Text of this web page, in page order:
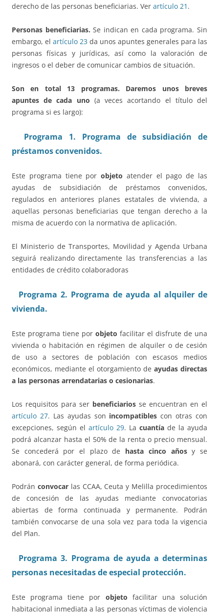
derecho de las personas beneficiarias. Ver artículo 21 .
Personas beneficiarias.Se indican en cada programa. Sin
embargo, el artículo 23 da unos apuntes generales para las
personas físicas y jurídicas, así como la valoración de
ingresos o el deber de comunicar cambios de situación.
Son en total 13 programas. Daremos unos breves
apuntes de cada uno (a veces acortando el título del
programa si es largo):
Programa 1. Programa de subsidiación de
préstamos convenidos.
Este programa tiene porobjeto atender el pago de las
ayudas de subsidiación de préstamos convenidos,
regulados en anteriores planes estatales de vivienda, a
aquellas personas beneficiarias que tengan derecho a la
misma de acuerdo con la normativa de aplicación.
El Ministerio de Transportes, Movilidad y Agenda Urbana
seguirá realizando directamente las transferencias a las
entidades de crédito colaboradoras
Programa 2. Programa de ayuda al alquiler de
vivienda.
Este programa tiene por objeto facilitar el disfrute de una
vivienda o habitación en régimen de alquiler o de cesión
de uso a sectores de población con escasos medios
económicos, mediante el otorgamiento de ayudas directas
a las personas arrendatarias o cesionarias.
Los requisitos para ser beneficiarios se encuentran en el
artículo 27. Las ayudas son incompatibles con otras con
excepciones, según el artículo 29. La cuantía de la ayuda
podrá alcanzar hasta el 50% de la renta o precio mensual.
Se concederá por el plazo de hasta cinco añosy se
abonará, con carácter general, de forma periódica.
Podrán convocarlas CCAA, Ceuta y Melilla procedimientos
de concesión de las ayudas mediante convocatorias
abiertas de forma continuada y permanente. Podrán
también convocarse de una sola vez para toda la vigencia
del Plan.
Programa 3. Programa de ayuda a determinas
personas necesitadas de especial protección.
Este programa tiene por objeto facilitar una solución
habitacional inmediata a las personas víctimas de violencia